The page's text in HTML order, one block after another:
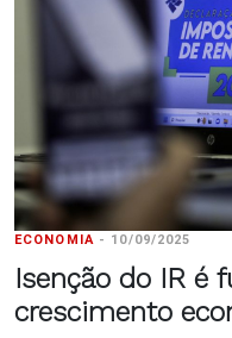
ECONOMIA - 10/09/2025
Isenção do IR é
crescimento